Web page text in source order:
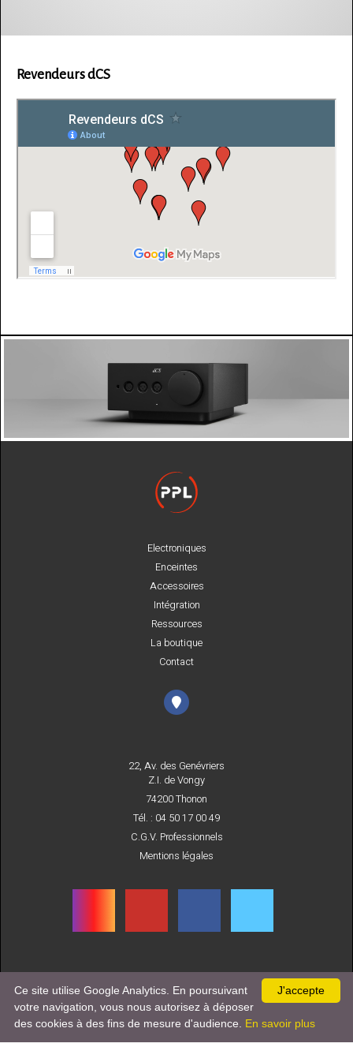
Revendeurs dCS
Electroniques
Enceintes
Accessoires
Intégration
Ressources
La boutique
Contact
22, Av. des Genévriers
Z.I. de Vongy
74200 Thonon
Tél. : 04 50 17 00 49
C.G.V. Professionnels
Mentions légales
INSCRIVEZ-VOUS
À NOTRE NEWSLETTER
J'accepte
Ce site utilise Google Analytics. En poursuivant
votre navigation, vous nous autorisez à déposer
des cookies à des fins de mesure d'audience. En savoir plus